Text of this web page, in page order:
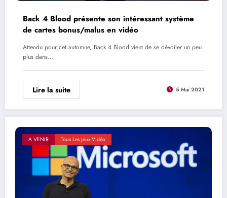
Back 4 Blood présente son intéressant système
de cartes bonus/malus en vidéo
Attendu pour cet automne, Back 4 Blood vient de se dévoiler un peu
plus dans…
Lire la suite 5 Mai 2021
A VENIR Tous Les Jeux Vidéo